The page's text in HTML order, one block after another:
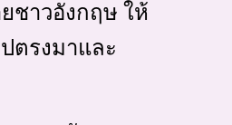
ชาวอังกฤษ ให้
ตรงมาและ